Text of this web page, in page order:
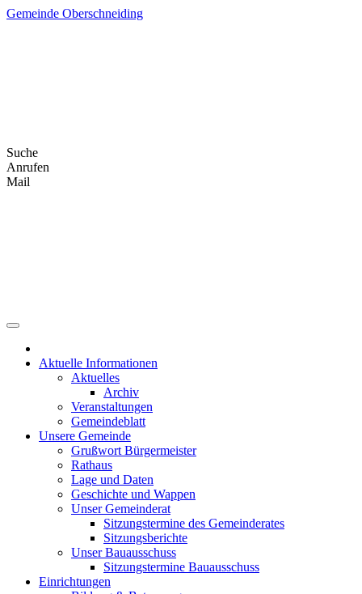
Skip
Gemeinde Oberschneiding
Suche
Anrufen
Mail
Aktuelle Informationen
Aktuelles
Archiv
Veranstaltungen
Gemeindeblatt
Unsere Gemeinde
Grußwort Bürgermeister
Rathaus
Lage und Daten
Geschichte und Wappen
Unser Gemeinderat
Sitzungstermine des Gemeinderates
Sitzungsberichte
Unser Bauausschuss
Sitzungstermine Bauausschuss
Einrichtungen